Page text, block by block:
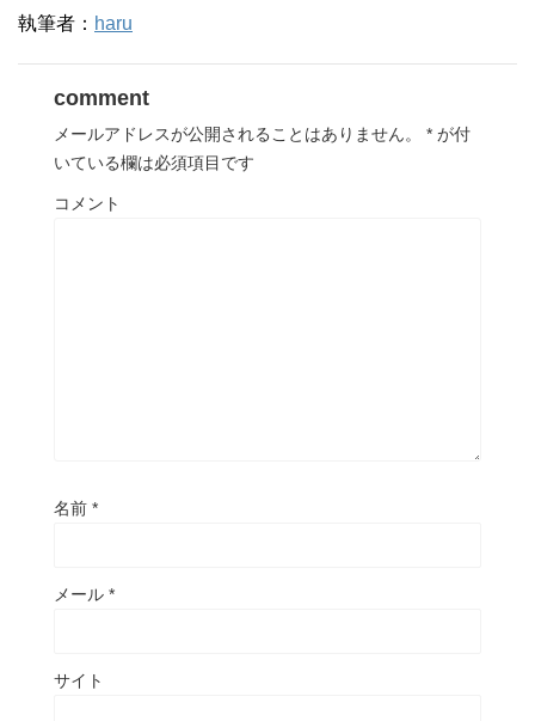
執筆者： haru
comment
メールアドレスが公開されることはありません。 * が付
いている欄は必須項目です
コメント
名前 *
メール *
サイト